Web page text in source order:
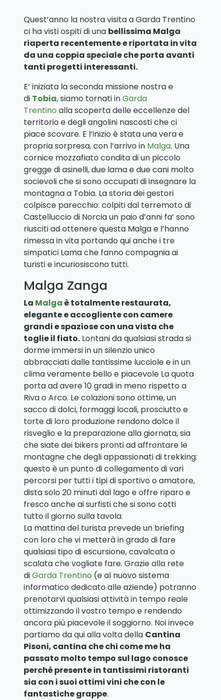
Quest’anno la nostra visita a Garda Trentino
ci ha visti ospiti di una bellissima Malga
riaperta recentemente e riportata in vita
da una coppia speciale che porta avanti
tanti progetti interessanti.
E’ iniziata la seconda missione nostra e
di Tobia, siamo tornati inGarda
Trentino alla scoperta delle eccellenze del
territorio e degli angolini nascosti che ci
piace scovare. E l’inizio è stata una vera e
propria sorpresa, con l’arrivo in Malga. Una
cornice mozzafiato condita di un piccolo
gregge di asinelli, due lama e due cani molto
socievoli che si sono occupati di insegnare la
montagna a Tobia. La storia dei gestori
colpisce parecchio: colpiti dal terremoto di
Castelluccio di Norcia un paio d’anni fa’ sono
riusciti ad ottenere questa Malga e l’hanno
rimessa in vita portando qui anche i tre
simpatici Lama che fanno compagnia ai
turisti e incuriosiscono tutti.
Malga Zanga
La Malgaè totalmente restaurata,
elegante e accogliente con camere
grandi e spaziose con una vista che
toglie il fiato. Lontani da qualsiasi strada si
dorme immersi in un silenzio unico
abbracciati dalle tantissime lucciole e in un
clima veramente bello e piacevole La quota
porta ad avere 10 gradi in meno rispetto a
Riva o Arco. Le colazioni sono ottime, un
sacco di dolci, formaggi locali, prosciutto e
torte di loro produzione rendono dolce il
risveglio e la preparazione alla giornata, sia
che siate dei bikers pronti ad affrontare le
montagne che degli appassionati di trekking:
questo è un punto di collegamento di vari
percorsi per tutti i tipi di sportivo o amatore,
dista solo 20 minuti dal lago e offre riparo e
fresco anche ai surfisti che si sono cotti
tutto il giorno sulla tavola.
La mattina del turista prevede un briefing
con loro che vi metterà in grado di fare
qualsiasi tipo di escursione, cavalcata o
scalata che vogliate fare. Grazie alla rete
diGarda Trentino (e al nuovo sistema
informatico dedicato alle aziende) potranno
prenotarvi qualsiasi attività in tempo reale
ottimizzando il vostro tempo e rendendo
ancora più piacevole il soggiorno. Noi invece
partiamo da qui alla volta della Cantina
Pisoni, cantina che chi come me ha
passato molto tempo sul lago conosce
perché presente in tantissimi ristoranti
sia con i suoi ottimi vini che con le
fantastiche grappe.